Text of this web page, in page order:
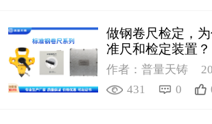
做钢卷尺检定，
准尺和检定装置？
作者：普量天铸
431
0